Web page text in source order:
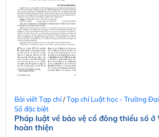
Bài viết Tạp chí/Tạp chí Luật học - Trường
Số đặc biệt
Pháp luật về bảo vệ cổ đông thiểu số
hoàn thiện